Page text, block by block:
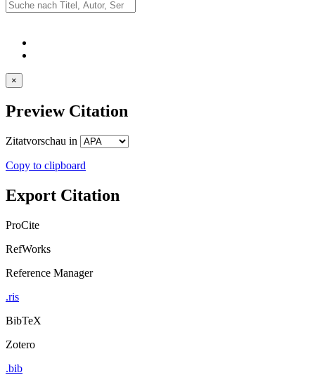
×
Preview Citation
Zitatvorschau in
Copy to clipboard
Export Citation
ProCite
RefWorks
Reference Manager
.ris
BibTeX
Zotero
.bib